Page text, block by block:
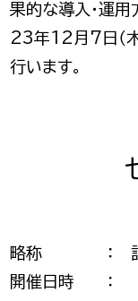
果的な導入・運用
23年12月7日（木
行います。
略称 ： 設備保
開催日時 ：